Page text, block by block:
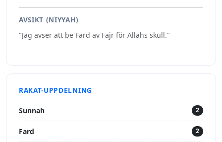
AVSIKT (NIYYAH)
"Jag avser att be Fard av Fajr för Allahs skull."
RAKAT-UPPDELNING
Sunnah 2
Fard 2